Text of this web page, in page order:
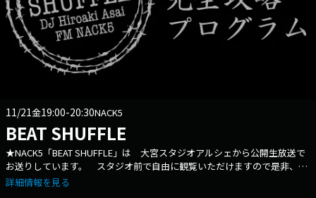
11/21金19:00-20:30NACK5
BEAT SHUFFLE
★NACK5「BEAT SHUFFLE」は 大宮スタジオアルシェから公開生放送で
お送りしています。 スタジオ前で自由に観覧いただけますので是非、遊
びに来てください。 観覧整理券を配布する場合はその都度、番組＆SNS
詳細情報を見る